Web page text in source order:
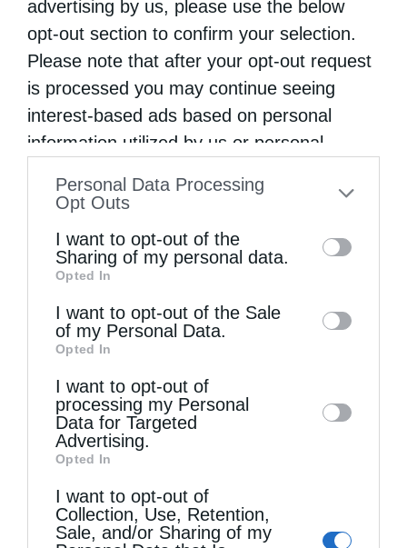
advertising by us, please use the below
opt-out section to confirm your selection.
Please note that after your opt-out request
is processed you may continue seeing
interest-based ads based on personal
information utilized by us or personal
to your opt-out. You may separately opt-out
information by third parties on the IAB’s list
of downstream participants. This
information may also be disclosed by us to
third parties on theIAB’s List of
Downstream Participants
disclose it to other third parties.
Personal Data Processing
Opt Outs
I want to opt-out of the
Sharing of my personal data.
Opted In
I want to opt-out of the Sale
of my Personal Data.
Opted In
I want to opt-out of
processing my Personal
Data for Targeted
Advertising.
Opted In
I want to opt-out of
Collection, Use, Retention,
Sale, and/or Sharing of my
Τελευταία άρθρα
Αυστραλίας Μακάριος: «Ο Χριστός έδειξε τη
λαμπρότητα της θεϊκής του δόξης»